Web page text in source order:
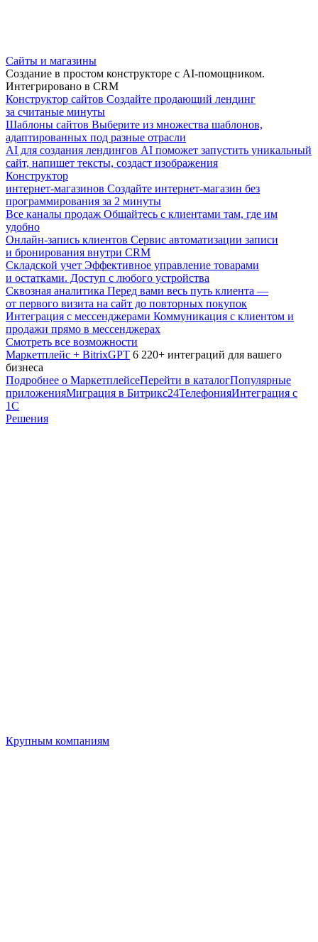
Сайты и магазины
Создание в простом конструкторе с AI-помощником.
Интегрировано в CRM
Конструктор сайтов Создайте продающий лендинг
за считаные минуты
Шаблоны сайтов Выберите из множества шаблонов,
адаптированных под разные отрасли
AI для создания лендингов AI поможет запустить уникальный
сайт, напишет тексты, создаст изображения
Конструктор
интернет-магазинов Создайте интернет-магазин без
программирования за 2 минуты
Все каналы продаж Общайтесь с клиентами там, где им
удобно
Онлайн-запись клиентов Сервис автоматизации записи
и бронирования внутри CRM
Складской учет Эффективное управление товарами
и остатками. Доступ с любого устройства
Сквозная аналитика Перед вами весь путь клиента —
от первого визита на сайт до повторных покупок
Интеграция с мессенджерами Коммуникация с клиентом и
продажи прямо в мессенджерах
Смотреть все возможности
Маркетплейс + BitrixGPT 6 220+ интеграций для вашего
бизнеса
Подробнее о МаркетплейсеПерейти в каталогПопулярные
приложенияМиграция в Битрикс24ТелефонияИнтеграция с
1С
Решения
Крупным компаниям